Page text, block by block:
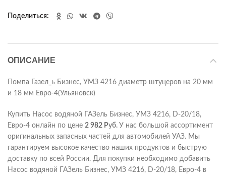
Поделиться
ОПИСАНИЕ
Помпа Газел_ь Бизнес, УМЗ 4216 диаметр штуцеров на 20 мм
и 18 мм Евро-4(Ульяновск)
Купить Насос водяной ГАЗель Бизнес, УМЗ 4216, D-20/18,
Евро-4 онлайн по цене 2 982 Руб. У нас большой ассортимент
оригинальных запасных частей для автомобилей УАЗ. Мы
гарантируем высокое качество наших продуктов и быструю
доставку по всей России. Для покупки необходимо добавить
Насос водяной ГАЗель Бизнес, УМЗ 4216, D-20/18, Евро-4 в